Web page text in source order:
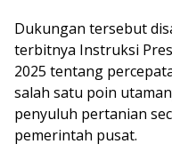
Dukungan tersebut
terbitnya Instruksi
2025 tentang
salah satu poin
penyuluh pertanian
pemerintah pusat.